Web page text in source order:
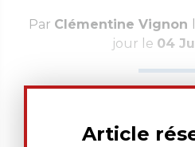
Par Clémentine Vignon
jour le 04
Article